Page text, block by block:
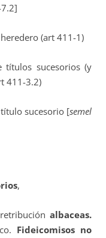
(art 411-1)
sucesorios (y
411-3.2)
sucesorio [semel
,
albaceas.
Fideicomisos no